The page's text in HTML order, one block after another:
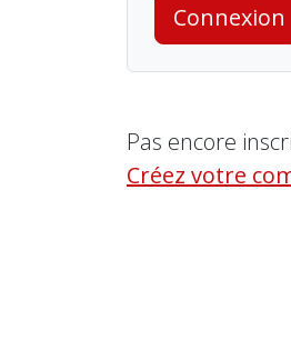
Connexion
Pas encore
Créez votre